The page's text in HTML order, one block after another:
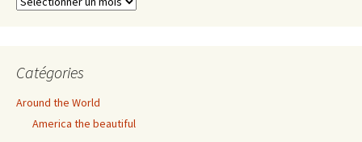
Catégories
Around the World
America the beautiful